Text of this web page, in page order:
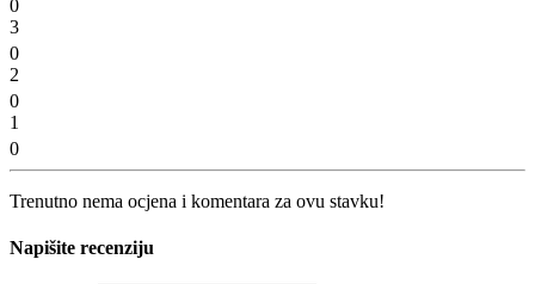
0
3
0
2
0
1
0
Trenutno nema ocjena i komentara za ovu stavku!
Napišite recenziju